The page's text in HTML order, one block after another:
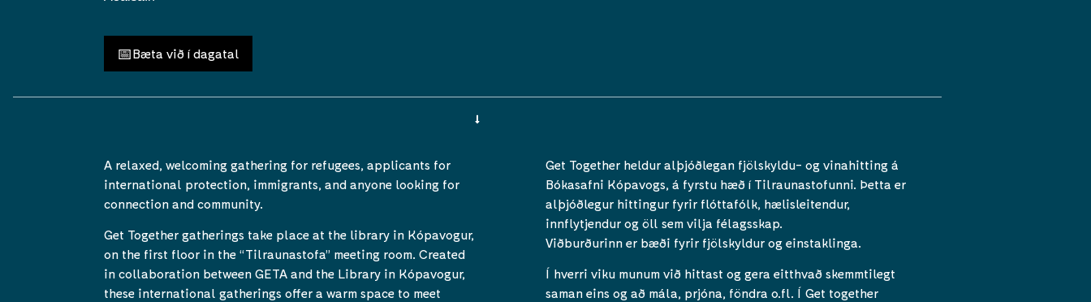
📅Bæta við í dagatal
A relaxed, welcoming gathering for refugees, applicants for
international protection, immigrants, and anyone looking for
connection and community.
Get Together gatherings take place at the library in Kópavogur,
on the first floor in the “Tilraunastofa” meeting room. Created
in collaboration between GETA and the Library in Kópavogur,
these international gatherings offer a warm space to meet
Get Together heldur alþjóðlegan fjölskyldu- og vinahitting á
Bókasafni Kópavogs, á fyrstu hæð í Tilraunastofunni. Þetta er
alþjóðlegur hittingur fyrir flóttafólk, hælisleitendur,
innflytjendur og öll sem vilja félagsskap.
Viðburðurinn er bæði fyrir fjölskyldur og einstaklinga.
Í hverri viku munum við hittast og gera eitthvað skemmtilegt
saman eins og að mála, prjóna, föndra o.fl. Í Get together